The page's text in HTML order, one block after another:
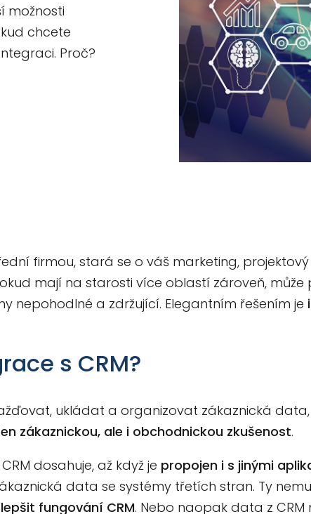
možnosti
chcete
Proč?
firmou, stará se o váš marketing,
mají na starosti více oblastí zároveň, může
nepohodlné a zdržující. Elegantním řešením je
s CRM?
ukládat a organizovat zákaznická
zákaznickou, ale i obchodnickou zkušenost.
dosahuje, až když je propojen i s jinými
data se systémy třetích stran. Ty
fungování CRM. Nebo naopak data z